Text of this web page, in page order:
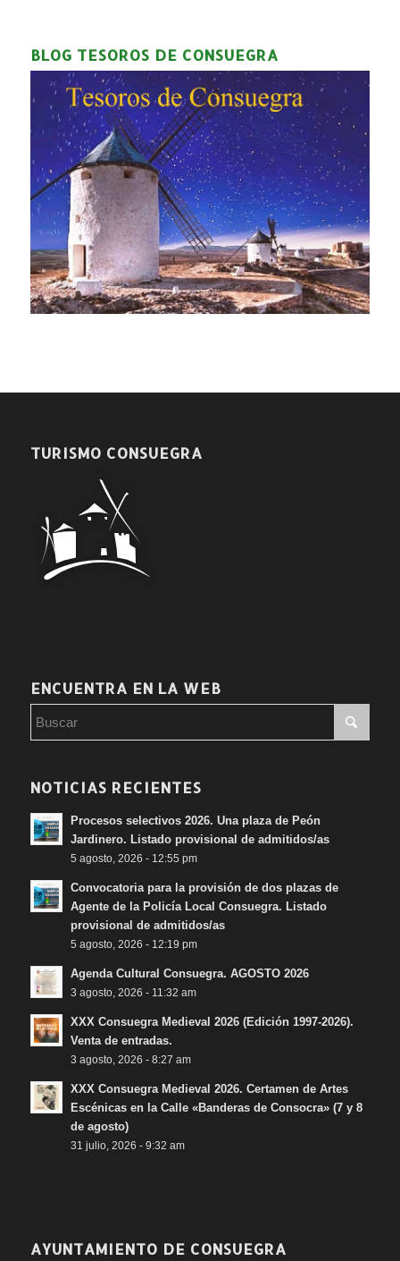
BLOG TESOROS DE CONSUEGRA
TURISMO CONSUEGRA
ENCUENTRA EN LA WEB
NOTICIAS RECIENTES
Procesos selectivos 2026. Una plaza de Peón
Jardinero. Listado provisional de admitidos/as
5 agosto, 2026 - 12:55 pm
Convocatoria para la provisión de dos plazas de
Agente de la Policía Local Consuegra. Listado
provisional de admitidos/as
5 agosto, 2026 - 12:19 pm
Agenda Cultural Consuegra. AGOSTO 2026
3 agosto, 2026 - 11:32 am
XXX Consuegra Medieval 2026 (Edición 1997-2026).
Venta de entradas.
3 agosto, 2026 - 8:27 am
XXX Consuegra Medieval 2026. Certamen de Artes
Escénicas en la Calle «Banderas de Consocra» (7 y 8
de agosto)
31 julio, 2026 - 9:32 am
AYUNTAMIENTO DE CONSUEGRA